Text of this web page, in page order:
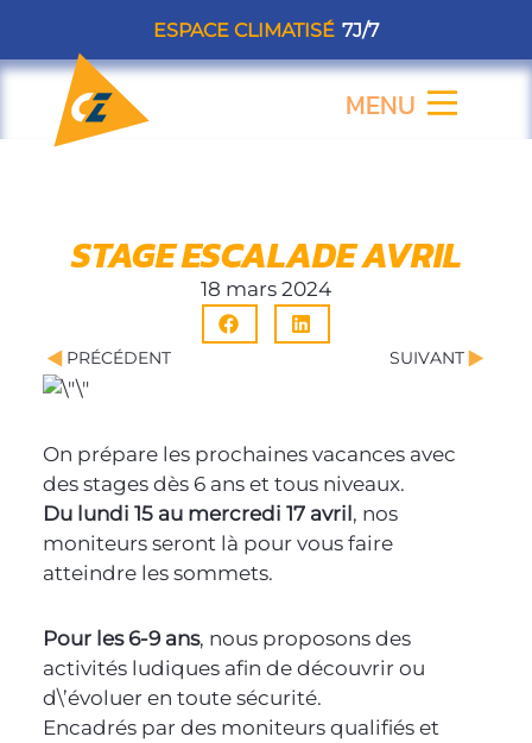
contenu
ESPACE CLIMATISÉ 7J/7
Flyout
MENU
STAGE ESCALADE AVRIL
18 mars 2024
Précédent
PRÉCÉDENT SUIVANT
On prépare les prochaines vacances avec
des stages dès 6 ans et tous niveaux.
Du lundi 15 au mercredi 17 avril, nos
moniteurs seront là pour vous faire
atteindre les sommets.
Pour les 6-9 ans, nous proposons des
activités ludiques afin de découvrir ou
d\’évoluer en toute sécurité.
Encadrés par des moniteurs qualifiés et